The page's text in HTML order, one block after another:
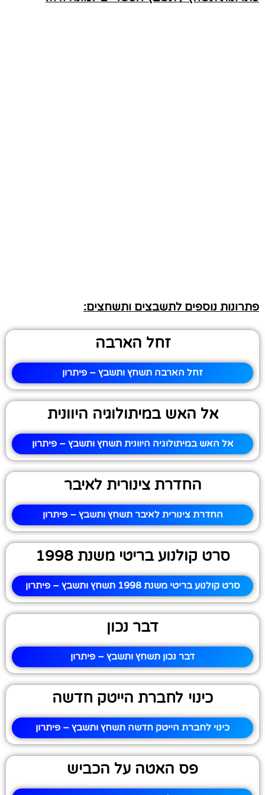
פתרונות נוספים לתשבצים ותשחצים:
זחל הארבה
זחל הארבה תשחץ ותשבץ – פיתרון
אל האש במיתולוגיה היוונית
אל האש במיתולוגיה היוונית תשחץ ותשבץ – פיתרון
החדרת צינורית לאיבר
החדרת צינורית לאיבר תשחץ ותשבץ – פיתרון
סרט קולנוע בריטי משנת 1998
סרט קולנוע בריטי משנת 1998 תשחץ ותשבץ – פיתרון
דבר נכון
דבר נכון תשחץ ותשבץ – פיתרון
כינוי לחברת הייטק חדשה
כינוי לחברת הייטק חדשה תשחץ ותשבץ – פיתרון
פס האטה על הכביש